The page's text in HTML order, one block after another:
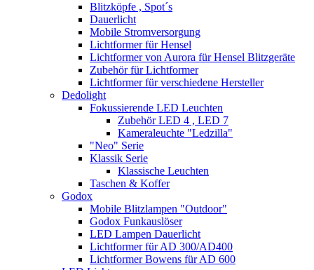
Blitzköpfe , Spot´s
Dauerlicht
Mobile Stromversorgung
Lichtformer für Hensel
Lichtformer von Aurora für Hensel Blitzgeräte
Zubehör für Lichtformer
Lichtformer für verschiedene Hersteller
Dedolight
Fokussierende LED Leuchten
Zubehör LED 4 , LED 7
Kameraleuchte "Ledzilla"
"Neo" Serie
Klassik Serie
Klassische Leuchten
Taschen & Koffer
Godox
Mobile Blitzlampen "Outdoor"
Godox Funkauslöser
LED Lampen Dauerlicht
Lichtformer für AD 300/AD400
Lichtformer Bowens für AD 600